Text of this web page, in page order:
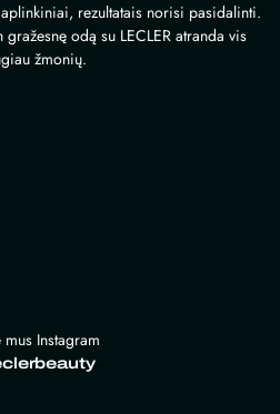
rezultatais norisi pasidalinti.
odą su LECLER atranda vis
žmonių.
mus Instagram